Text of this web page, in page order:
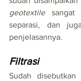
geotextile sangat
separasi, dan
penjelasannya.
Filtrasi